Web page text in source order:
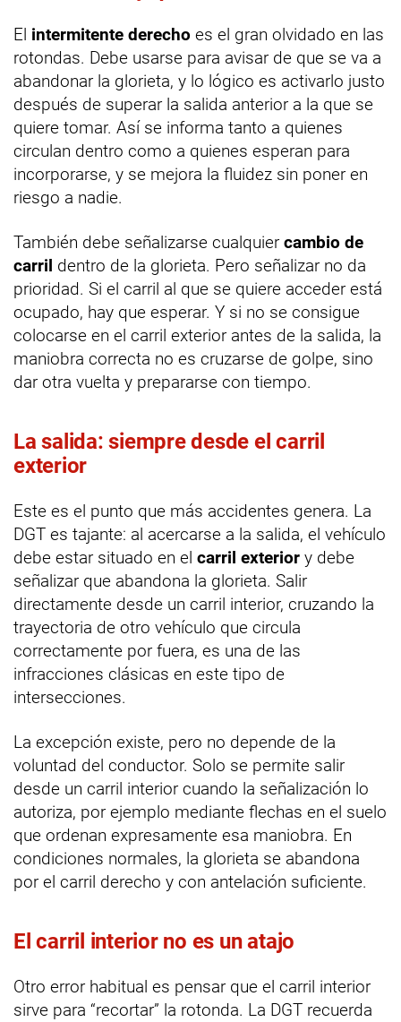
El intermitente derecho es el gran olvidado en las
rotondas. Debe usarse para avisar de que se va a
abandonar la glorieta, y lo lógico es activarlo justo
después de superar la salida anterior a la que se
quiere tomar. Así se informa tanto a quienes
circulan dentro como a quienes esperan para
incorporarse, y se mejora la fluidez sin poner en
riesgo a nadie.
También debe señalizarse cualquier cambio de
carril dentro de la glorieta. Pero señalizar no da
prioridad. Si el carril al que se quiere acceder está
ocupado, hay que esperar. Y si no se consigue
colocarse en el carril exterior antes de la salida, la
maniobra correcta no es cruzarse de golpe, sino
dar otra vuelta y prepararse con tiempo.
La salida: siempre desde el carril
exterior
Este es el punto que más accidentes genera. La
DGT es tajante: al acercarse a la salida, el vehículo
debe estar situado en el carril exterior y debe
señalizar que abandona la glorieta. Salir
directamente desde un carril interior, cruzando la
trayectoria de otro vehículo que circula
correctamente por fuera, es una de las
infracciones clásicas en este tipo de
intersecciones.
La excepción existe, pero no depende de la
voluntad del conductor. Solo se permite salir
desde un carril interior cuando la señalización lo
autoriza, por ejemplo mediante flechas en el suelo
que ordenan expresamente esa maniobra. En
condiciones normales, la glorieta se abandona
por el carril derecho y con antelación suficiente.
El carril interior no es un atajo
Otro error habitual es pensar que el carril interior
sirve para “recortar” la rotonda. La DGT recuerda